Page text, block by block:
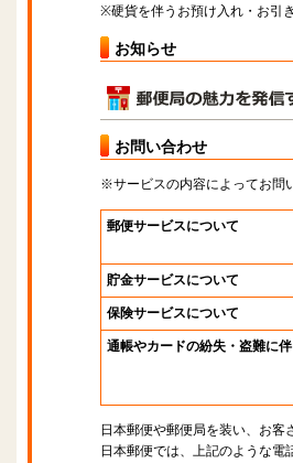
※硬貨を伴うお預け入れ・お引
お知らせ
お問い合わせ
※サービスの内容によってお問
郵便サービスについて
貯金サービスについて
保険サービスについて
通帳やカードの紛失・盗難に
日本郵便や郵便局を装い、お
日本郵便では、上記のような